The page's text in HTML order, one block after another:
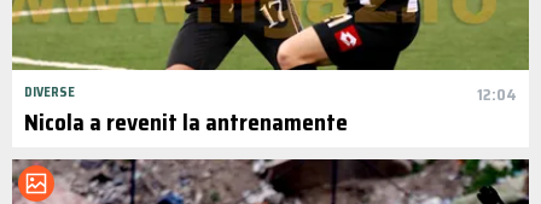
DIVERSE 12:04
Nicola a revenit la antrenamente